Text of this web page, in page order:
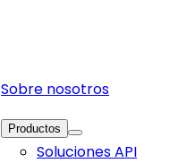
Sobre nosotros
Productos
Soluciones API